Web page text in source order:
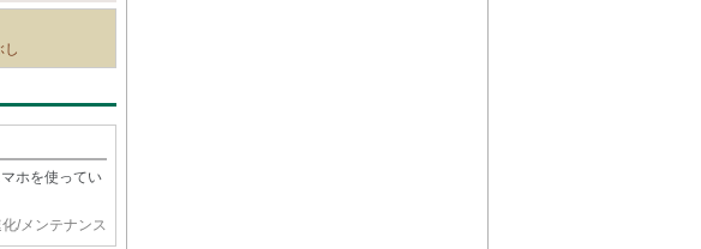
し
ホを使ってい
/メンテナンス